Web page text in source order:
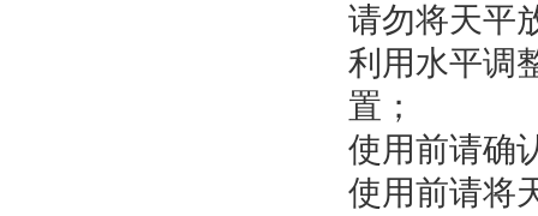
请勿将天平
利用水平调
置；
使用前请确
使用前请将